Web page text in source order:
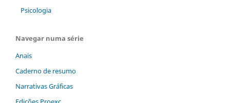
Psicologia
Navegar numa série
Anais
Caderno de resumo
Narrativas Gráficas